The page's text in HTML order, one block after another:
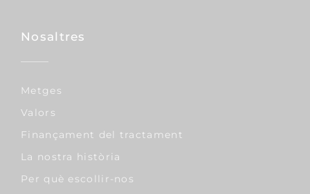
Nosaltres
Metges
Valors
Finançament del tractament
La nostra història
Per què escollir-nos